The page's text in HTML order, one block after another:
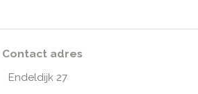
Contact adres
Endeldijk 27